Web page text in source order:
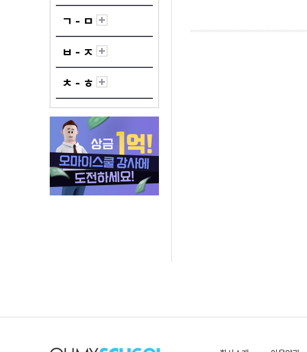
ㄱ - ㅁ
ㅂ - ㅈ
ㅊ - ㅎ